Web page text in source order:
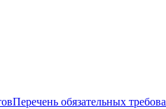
Перечень обязательных